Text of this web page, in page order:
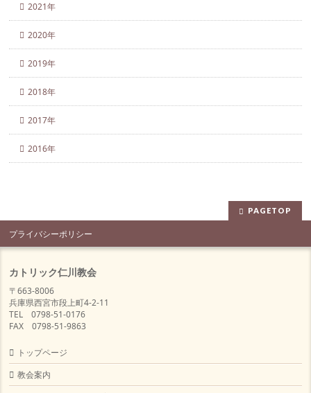
2021年
2020年
2019年
2018年
2017年
2016年
PAGETOP
プライバシーポリシー
カトリック仁川教会
〒663-8006
兵庫県西宮市段上町4-2-11
TEL 0798-51-0176
FAX 0798-51-9863
トップページ
教会案内